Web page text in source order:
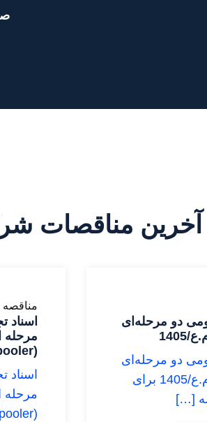
آخرین مناقصات
دو مرحله‌ای
دو مرحله‌ای
به شماره: 1065/م.ع/1405 برای
[…]
مناقصه
اسناد
(Spooler)، پس از اصلاح اسناد
اسناد
(Spooler)، […]